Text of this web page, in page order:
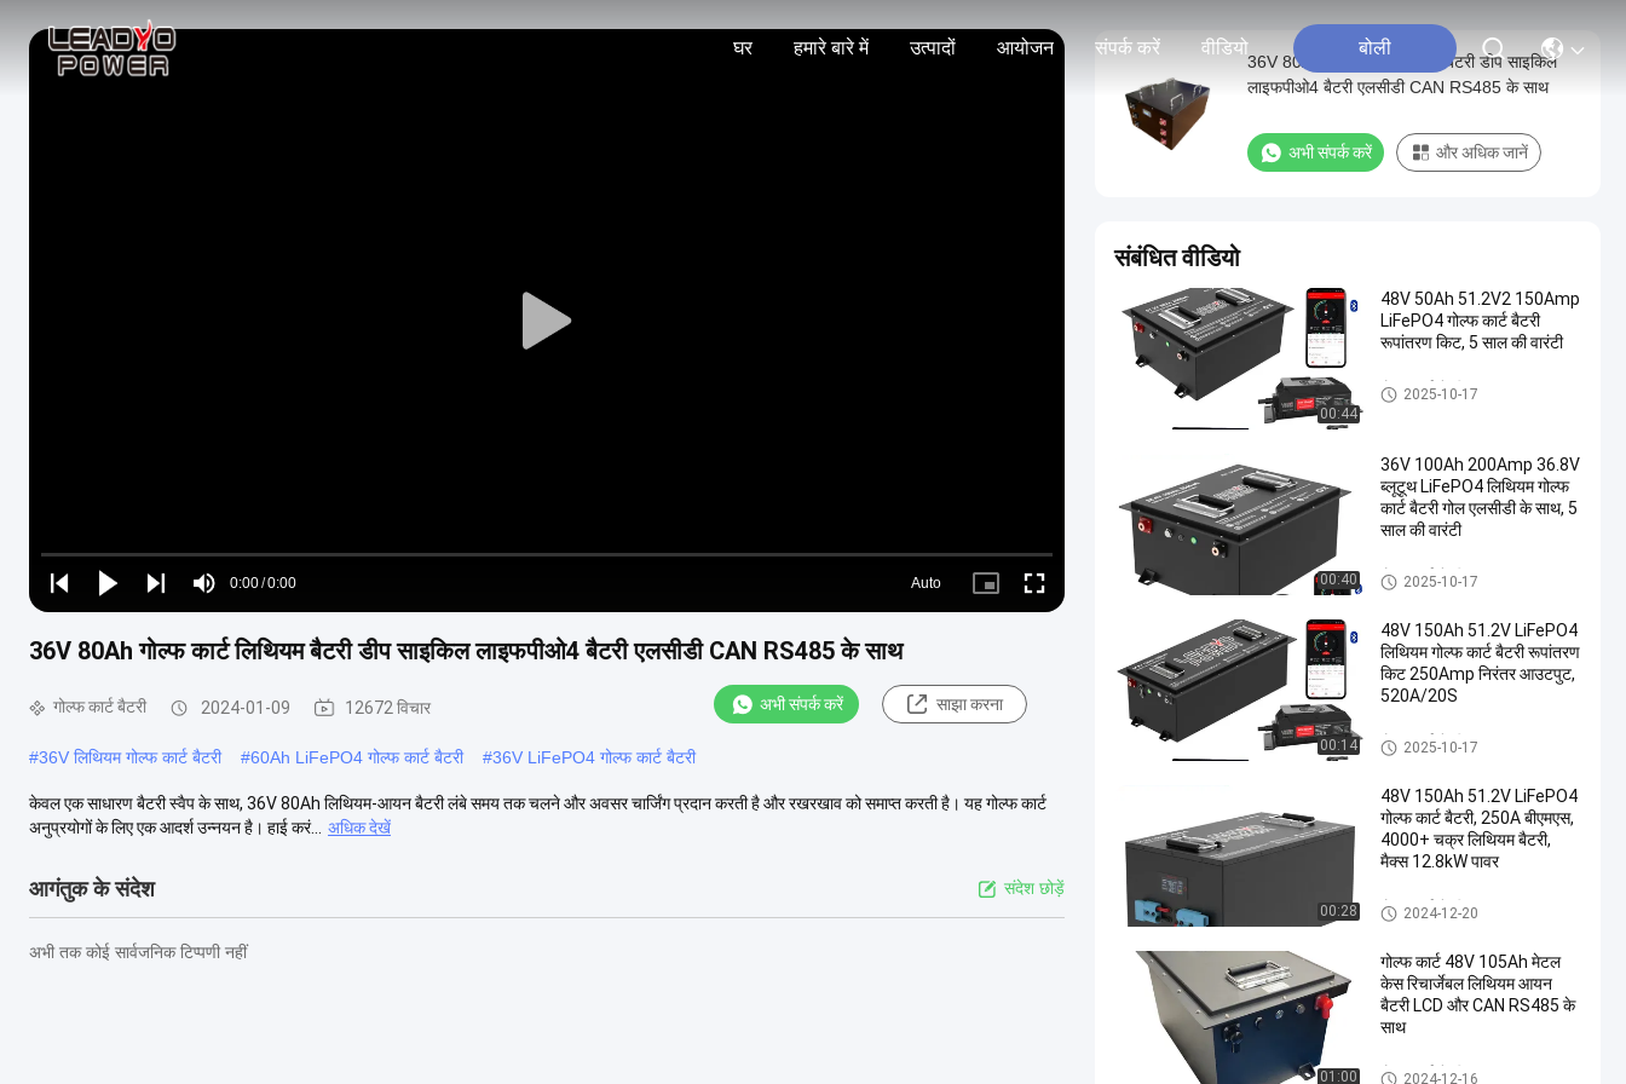
घर हमारे बारे में उत्पादों आयोजन संपर्क करें वीडियो बोली
Play
Play
Play
Play
Mute
Time
0:00/0:00
Loaded:
0%
Auto
Picture- Fullscreen
36V 80Ah गोल्फ कार्ट लिथियम बैटरी डीप साइकिल लाइफपीओ4 बैटरी एलसीडी CAN RS485 के साथ
गोल्फ कार्ट बैटरी 2024-01-09 12672 विचार अभी संपर्क करें साझा करना
#36V लिथियम गोल्फ कार्ट बैटरी #60Ah LiFePO4 गोल्फ कार्ट बैटरी #36V LiFePO4 गोल्फ कार्ट बैटरी
केवल एक साधारण बैटरी स्वैप के साथ, 36V 80Ah लिथियम-आयन बैटरी लंबे समय तक चलने और अवसर चार्जिंग प्रदान करती है और रखरखाव को समाप्त करती है। यह गोल्फ कार्ट
अनुप्रयोगों के लिए एक आदर्श उन्नयन है। हाई करं...
अधिक देखें
आगंतुक के संदेश संदेश छोड़ें
अभी तक कोई सार्वजनिक टिप्पणी नहीं
36V 80Ah गोल्फ कार्ट लिथियम बैटरी डीप साइकिल
लाइफपीओ4 बैटरी एलसीडी CAN RS485 के साथ
अभी संपर्क करें और अधिक जानें
संबंधित वीडियो
00:44
48V 50Ah 51.2V2 150Amp
LiFePO4 गोल्फ कार्ट बैटरी
रूपांतरण किट, 5 साल की वारंटी
गोल्फ कार्ट बैटरी
2025-10-17
00:40
36V 100Ah 200Amp 36.8V
ब्लूटूथ LiFePO4 लिथियम गोल्फ
कार्ट बैटरी गोल एलसीडी के साथ, 5
साल की वारंटी
गोल्फ कार्ट बैटरी
2025-10-17
00:14
48V 150Ah 51.2V LiFePO4
लिथियम गोल्फ कार्ट बैटरी रूपांतरण
किट 250Amp निरंतर आउटपुट,
520A/20S
गोल्फ कार्ट बैटरी
2025-10-17
00:28
48V 150Ah 51.2V LiFePO4
गोल्फ कार्ट बैटरी, 250A बीएमएस,
4000+ चक्र लिथियम बैटरी,
मैक्स 12.8kW पावर
गोल्फ कार्ट बैटरी
2024-12-20
01:00
गोल्फ कार्ट 48V 105Ah मेटल
केस रिचार्जेबल लिथियम आयन
बैटरी LCD और CAN RS485 के
साथ
गोल्फ कार्ट बैटरी
2024-12-16